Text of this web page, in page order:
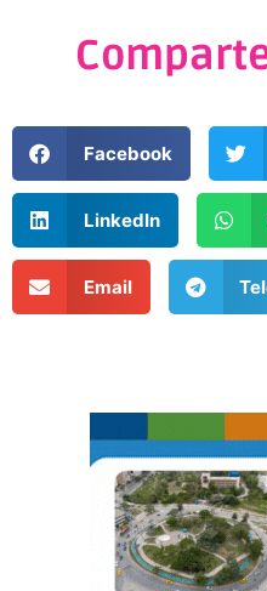
Facebook
LinkedIn
Email